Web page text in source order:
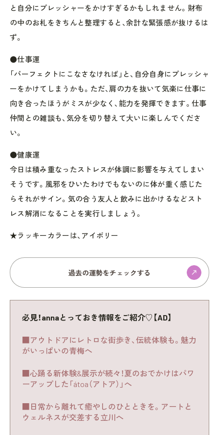
と自分にプレッシャーをかけすぎるかもしれません。財布
の中のお札をきちんと整理すると、余計な緊張感が抜けるは
ず。
●仕事運
「パーフェクトにこなさなければ」と、自分自身にプレッシャ
ーをかけてしまうかも。ただ、肩の力を抜いて気楽に仕事に
向き合ったほうがミスが少なく、能力を発揮できます。仕事
仲間との雑談も、気分を切り替えて大いに楽しんでくださ
い。
●健康運
今日は積み重なったストレスが体調に影響を与えてしまい
そうです。風邪をひいたわけでもないのに体が重く感じた
らそれがサイン。気の合う友人と飲みに出かけるなどスト
レス解消になることを実行しましょう。
★ラッキーカラーは、アイボリー
過去の運勢をチェックする
必見！annaとっておき情報をご紹介♡【AD】
■アウトドアにレトロな街歩き、伝統体験も。魅力
がいっぱいの青梅へ
■心踊る新体験&展示が続々！夏のおでかけはパワ
ーアップした「átoa（アトア）」へ
■日常から離れて癒やしのひとときを。アートと
ウェルネスが交差する立川へ